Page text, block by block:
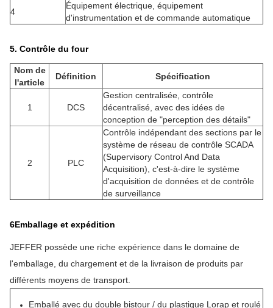
4
Équipement électrique, équipement
d'instrumentation et de commande automatique
5. Contrôle du four
Nom de
l'article
Définition Spécification
1 DCS
Gestion centralisée, contrôle
décentralisé, avec des idées de
conception de "perception des détails"
2 PLC
Contrôle indépendant des sections par le
système de réseau de contrôle SCADA
(Supervisory Control And Data
Acquisition), c'est-à-dire le système
d'acquisition de données et de contrôle
de surveillance
6Emballage et expédition
JEFFER possède une riche expérience dans le domaine de
l'emballage, du chargement et de la livraison de produits par
différents moyens de transport.
Emballé avec du double bistour / du plastique Lorap et roulé